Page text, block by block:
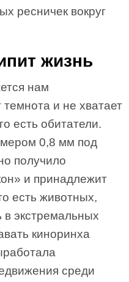
ресничек вокруг
жизнь
нам
и не хватает
есть обитатели.
0,8 мм под
получило
и принадлежит
есть животных,
экстремальных
киноринха
среди